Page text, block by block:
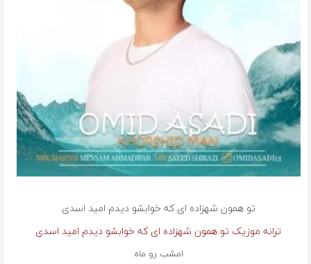
تو همون شهزاده ای که خوابشو دیدم امید اسدی
ترانه موزیک تو همون شهزاده ای که خوابشو دیدم امید اسدی
امشب رو ماه